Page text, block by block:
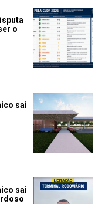
o
sai
sai